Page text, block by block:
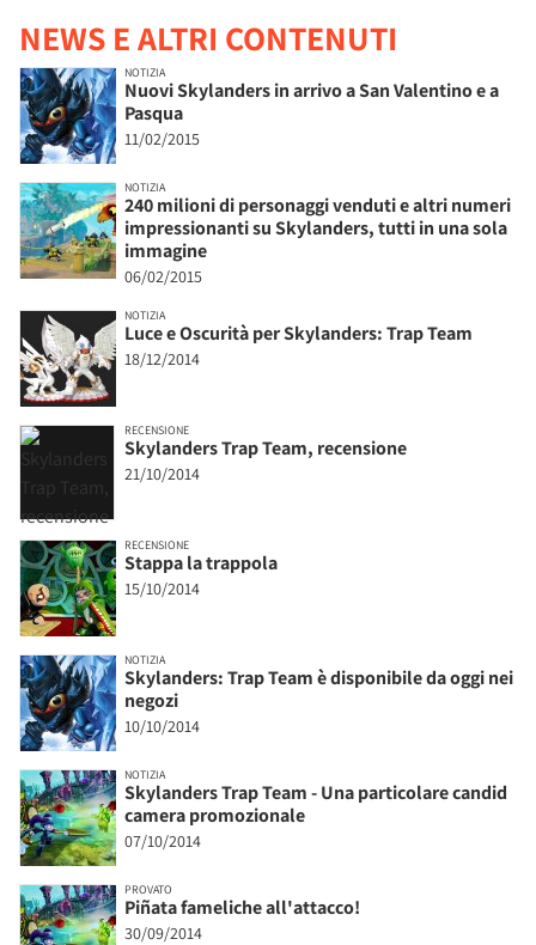
NEWS E ALTRI CONTENUTI
NOTIZIA
Nuovi Skylanders in arrivo a San Valentino e a
Pasqua
11/02/2015
NOTIZIA
240 milioni di personaggi venduti e altri numeri
impressionanti su Skylanders, tutti in una sola
immagine
06/02/2015
NOTIZIA
Luce e Oscurità per Skylanders: Trap Team
18/12/2014
RECENSIONE
Skylanders Trap Team, recensione
21/10/2014
RECENSIONE
Stappa la trappola
15/10/2014
NOTIZIA
Skylanders: Trap Team è disponibile da oggi nei
negozi
10/10/2014
NOTIZIA
Skylanders Trap Team - Una particolare candid
camera promozionale
07/10/2014
PROVATO
Piñata fameliche all'attacco!
30/09/2014